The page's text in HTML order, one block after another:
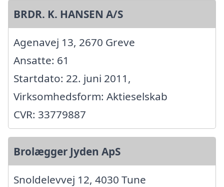
BRDR. K. HANSEN A/S
Agenavej 13, 2670 Greve
Ansatte: 61
Startdato: 22. juni 2011,
Virksomhedsform: Aktieselskab
CVR: 33779887
Brolægger Jyden ApS
Snoldelevvej 12, 4030 Tune